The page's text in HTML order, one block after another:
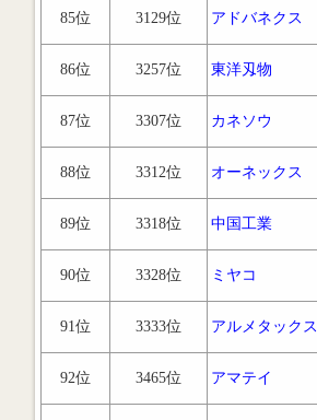
85位 3129位 アドバネクス
86位 3257位 東洋刄物
87位 3307位 カネソウ
88位 3312位 オーネックス
89位 3318位 中国工業
90位 3328位 ミヤコ
91位 3333位 アルメタックス
92位 3465位 アマテイ